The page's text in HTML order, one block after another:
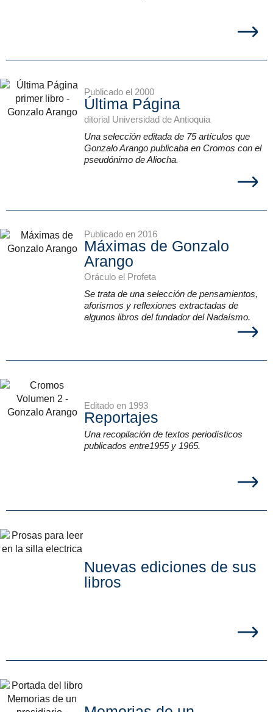
Publicado el 2000
Última Página
ditorial Universidad de Antioquia
Una selección editada de 75 artículos que
Gonzalo Arango publicaba en Cromos con el
pseudónimo de Aliocha.
Publicado en 2016
Máximas de Gonzalo
Arango
Oráculo el Profeta
Se trata de una selección de pensamientos,
aforismos y reflexiones extractadas de
algunos libros del fundador del Nadaísmo.
Editado en 1993
Reportajes
Una recopilación de textos periodísticos
publicados entre1955 y 1965.
Nuevas ediciones de sus
libros